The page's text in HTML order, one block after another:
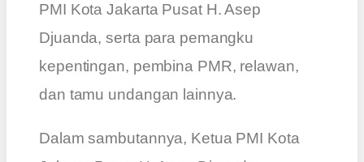
PMI Kota Jakarta Pusat H. Asep
Djuanda, serta para pemangku
kepentingan, pembina PMR, relawan,
dan tamu undangan lainnya.
Dalam sambutannya, Ketua PMI Kota